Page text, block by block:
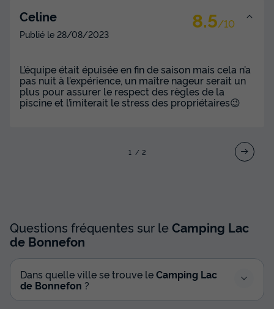
Surface
31m² 4
Salle de bain
1
Lave-vaisselle
Congélateur
+ 5
Celine 8.5/10
Publié le 28/08/2023
L’équipe était épuisée en fin de saison mais cela n’a
pas nuit à l’expérience, un maître nageur serait un
plus pour assurer le respect des règles de la
piscine et l’imiterait le stress des propriétaires😉
1 2
Questions fréquentes sur leCamping Lac
de Bonnefon
Dans quelle ville se trouve leCamping Lac
de Bonnefon ?